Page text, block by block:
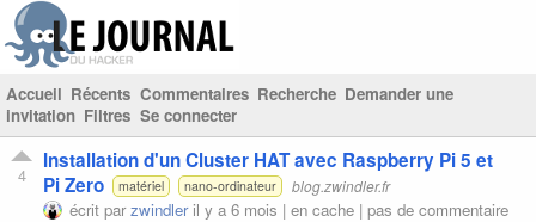
Accueil Récents Commentaires Recherche Demander une
invitation Filtres Se connecter
4
Installation d'un Cluster HAT avec Raspberry Pi 5 et
Pi Zero
matériel nano-ordinateur blog.zwindler.fr
écrit parzwindleril y a 6 mois | en cache | pas de commentaire